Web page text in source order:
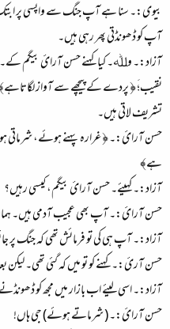
بیوی:۔ سنا ہے آپ جنگ سے واپسی پر
آپ کو ڈھونڈتی پھر رہی ہیں۔
آزاد:۔ وﷲ۔ کیا کہنے حسن آرائ بیگم کے۔
نقیب؛َ ﴿ پردے کے پیچھے سے آواز لگاتاہے﴾
تشریف لاتی ہیں۔
حسن آرائ:۔ ﴿ غرارہ پہنے ہوئے، شرماتی
ہے﴾
آزاد:۔ کہیئے۔ حسن آرائ بیگم، کیسی رہیں؟
حسن آرائ:۔ آپ بھی عجیب آدمی ہیں۔
آزاد:۔ آپ ہی کی تو فرمائش تھی کہ جنگ پر
حسن آرئ:۔ کہنے کو تو میں کہ گئی تھی۔ لیکن
آزاد:۔ اسی لیئے اب بازار میں مجھ کو
حسن آرائ:۔ ( شرماتے ہوئے) جی ہاں!